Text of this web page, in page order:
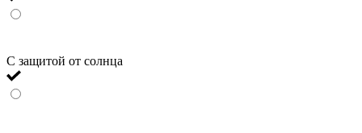
С защитой от солнца